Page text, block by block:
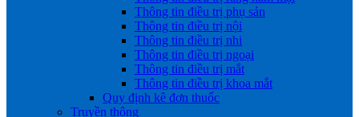
Thông tin điều trị phụ sản
Thông tin điều trị nội
Thông tin điều trị nhi
Thông tin điều trị ngoại
Thông tin điều trị mắt
Thông tin điều trị khoa mắt
Quy định kê đơn thuốc
Truyền thông